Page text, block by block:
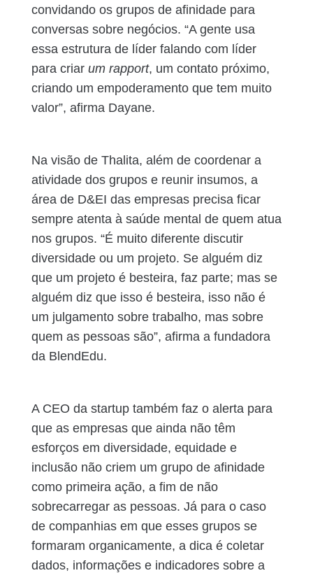
convidando os grupos de afinidade para
conversas sobre negócios. “A gente usa
essa estrutura de líder falando com líder
para criar um rapport, um contato próximo,
criando um empoderamento que tem muito
valor”, afirma Dayane.
Na visão de Thalita, além de coordenar a
atividade dos grupos e reunir insumos, a
área de D&EI das empresas precisa ficar
sempre atenta à saúde mental de quem atua
nos grupos. “É muito diferente discutir
diversidade ou um projeto. Se alguém diz
que um projeto é besteira, faz parte; mas se
alguém diz que isso é besteira, isso não é
um julgamento sobre trabalho, mas sobre
quem as pessoas são”, afirma a fundadora
da BlendEdu.
A CEO da startup também faz o alerta para
que as empresas que ainda não têm
esforços em diversidade, equidade e
inclusão não criem um grupo de afinidade
como primeira ação, a fim de não
sobrecarregar as pessoas. Já para o caso
de companhias em que esses grupos se
formaram organicamente, a dica é coletar
dados, informações e indicadores sobre a